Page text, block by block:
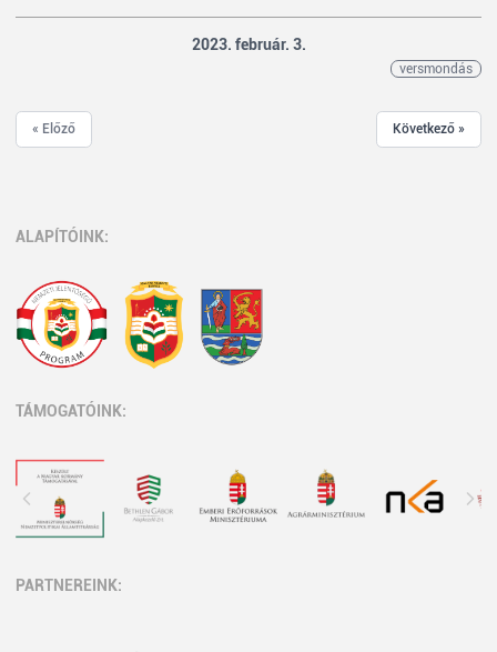
2023. február. 3.
versmondás
« Előző Következő »
ALAPÍTÓINK:
TÁMOGATÓINK:
PARTNEREINK: